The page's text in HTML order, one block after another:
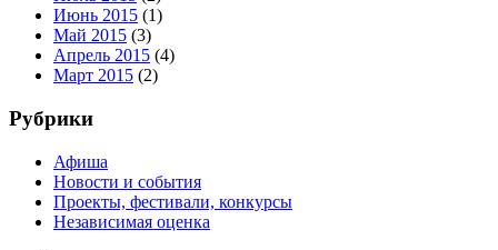
Июнь 2015 (1)
Май 2015 (3)
Апрель 2015 (4)
Март 2015 (2)
Рубрики
Афиша
Новости и события
Проекты, фестивали, конкурсы
Независимая оценка